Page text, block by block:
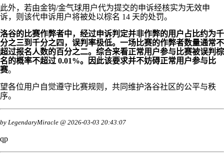
此外，若由金钩/金气球用户代为提交的申诉经核实为无效申
诉，则该代申诉用户将被处以棕名 14 天的处罚。
洛谷的比赛作弊者中，经过申诉判定并非作弊的用户占比约为千
分之三到千分之四，误判率极低。一场比赛的作弊者数量通常不
超过报名人数的百分之二。综合来看正常用户参与比赛被误判棕
名的概率不超过 0.01%。因此该要求并不妨碍正常用户参与比
赛。
望各位用户自觉遵守比赛规则，共同维护洛谷社区的公平与秩
序。
by LegendaryMiracle @ 2026-03-03 20:43:07
qp